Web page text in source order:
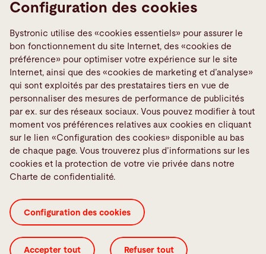
Signaler une erreur
Media Center
TeamViewer
Quality policies
Médias sociaux
CGV Certificats ISO Colophon
Configuration des cookies
Configuration des cookies Légal
Configuration des cookies
Bystronic utilise des «cookies essentiels» pour assurer le
bon fonctionnement du site Internet, des «cookies de
préférence» pour optimiser votre expérience sur le site
Internet, ainsi que des «cookies de marketing et d’analyse»
qui sont exploités par des prestataires tiers en vue de
personnaliser des mesures de performance de publicités
par ex. sur des réseaux sociaux. Vous pouvez modifier à tout
moment vos préférences relatives aux cookies en cliquant
sur le lien «Configuration des cookies» disponible au bas
de chaque page. Vous trouverez plus d’informations sur les
cookies et la protection de votre vie privée dans notre
Charte de confidentialité.
Configuration des cookies
Accepter tout Refuser tout